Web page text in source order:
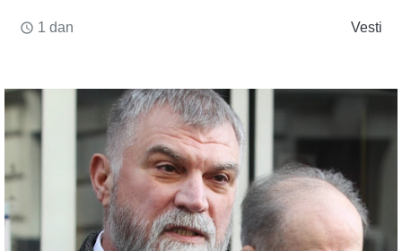
access_time 1 dan Vesti